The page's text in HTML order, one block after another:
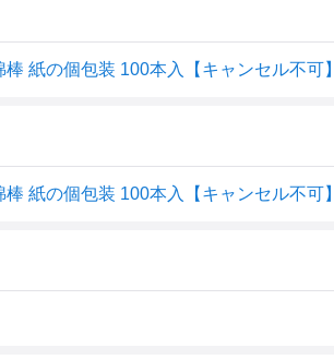
紙の個包装 100本入【キャンセル不可】
紙の個包装 100本入【キャンセル不可】